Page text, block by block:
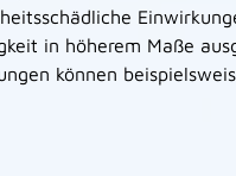
in höherem Maße
können